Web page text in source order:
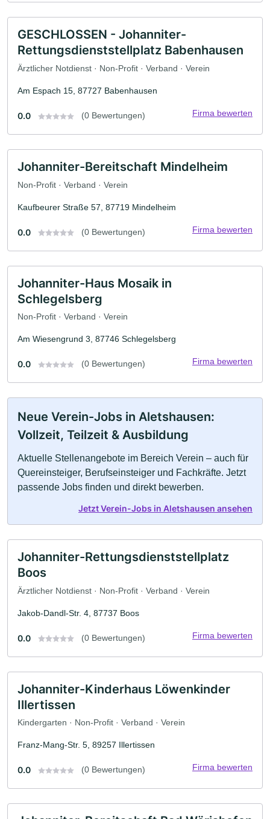
GESCHLOSSEN - Johanniter-
Rettungsdienststellplatz Babenhausen
Ärztlicher Notdienst · Non-Profit · Verband · Verein
Am Espach 15, 87727 Babenhausen
0.0 (0 Bewertungen) Firma bewerten
Johanniter-Bereitschaft Mindelheim
Non-Profit · Verband · Verein
Kaufbeurer Straße 57, 87719 Mindelheim
0.0 (0 Bewertungen) Firma bewerten
Johanniter-Haus Mosaik in
Schlegelsberg
Non-Profit · Verband · Verein
Am Wiesengrund 3, 87746 Schlegelsberg
0.0 (0 Bewertungen) Firma bewerten
Neue Verein-Jobs in Aletshausen:
Vollzeit, Teilzeit & Ausbildung
Aktuelle Stellenangebote im Bereich Verein – auch für
Quereinsteiger, Berufseinsteiger und Fachkräfte. Jetzt
passende Jobs finden und direkt bewerben.
Jetzt Verein-Jobs in Aletshausen ansehen
Johanniter-Rettungsdienststellplatz
Boos
Ärztlicher Notdienst · Non-Profit · Verband · Verein
Jakob-Dandl-Str. 4, 87737 Boos
0.0 (0 Bewertungen) Firma bewerten
Johanniter-Kinderhaus Löwenkinder
Illertissen
Kindergarten · Non-Profit · Verband · Verein
Franz-Mang-Str. 5, 89257 Illertissen
0.0 (0 Bewertungen) Firma bewerten